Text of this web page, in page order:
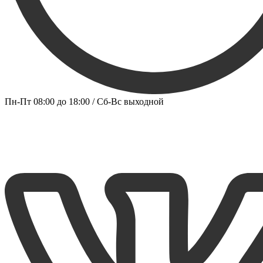
Пн-Пт 08:00 до 18:00 / Сб-Вс выходной